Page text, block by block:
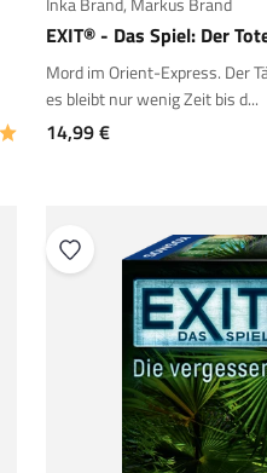
EXIT® - Das Spiel: Der
Mord im Orient-Express. Der
es bleibt nur wenig Zeit bis d...
Angebot
14,99 €